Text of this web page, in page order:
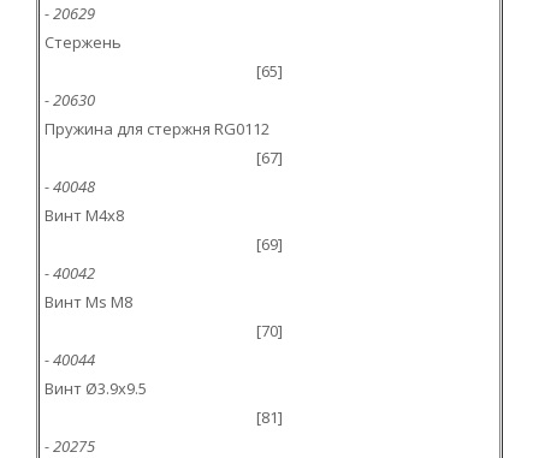
- 20629
Стержень
[65]
- 20630
Пружина для стержня RG0112
[67]
- 40048
Винт M4x8
[69]
- 40042
Винт Ms M8
[70]
- 40044
Винт Ø3.9x9.5
[81]
- 20275